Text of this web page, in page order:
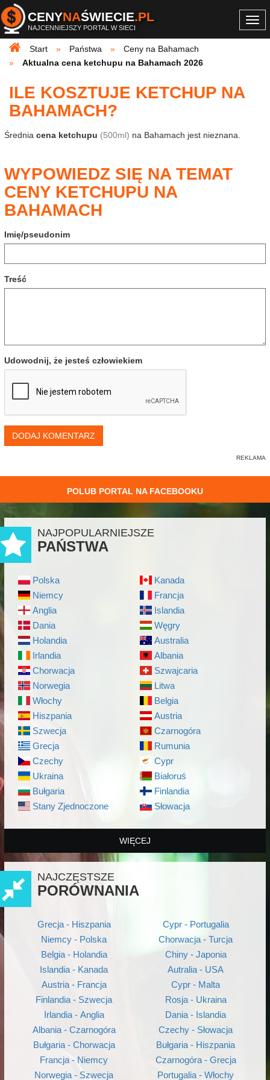
CENYNAŚWIECIE.PL
NAJCENNIEJSZY PORTAL W SIECI
Start
Państwa
Ceny na Bahamach
Aktualna cena ketchupu na Bahamach 2026
ILE KOSZTUJE KETCHUP NA
BAHAMACH?
Średnia cena ketchupu (500ml) na Bahamach jest nieznana.
WYPOWIEDZ SIĘ NA TEMAT
CENY KETCHUPU NA
BAHAMACH
Imię/pseudonim
Treść
Udowodnij, że jesteś człowiekiem
DODAJ KOMENTARZ
POLUB PORTAL NA FACEBOOKU
NAJPOPULARNIEJSZE
PAŃSTWA
Polska
Niemcy
Anglia
Dania
Holandia
Irlandia
Chorwacja
Norwegia
Włochy
Hiszpania
Szwecja
Grecja
Czechy
Ukraina
Bułgaria
Stany Zjednoczone
Kanada
Francja
Islandia
Węgry
Australia
Albania
Szwajcaria
Litwa
Belgia
Austria
Czarnogóra
Rumunia
Cypr
Białoruś
Finlandia
Słowacja
WIĘCEJ
NAJCZĘSTSZE
PORÓWNANIA
Grecja - Hiszpania
Niemcy - Polska
Belgia - Holandia
Islandia - Kanada
Austria - Francja
Finlandia - Szwecja
Irlandia - Anglia
Albania - Czarnogóra
Bułgaria - Chorwacja
Francja - Niemcy
Norwegia - Szwecja
Cypr - Portugalia
Chorwacja - Turcja
Chiny - Japonia
Autralia - USA
Cypr - Malta
Rosja - Ukraina
Dania - Islandia
Czechy - Słowacja
Bułgaria - Hiszpania
Czarnogóra - Grecja
Portugalia - Włochy